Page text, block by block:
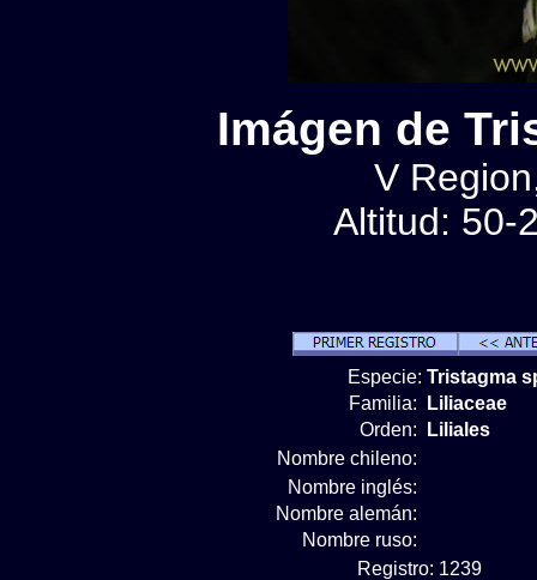
Imágen de
V
Altitud: 50-
Especie: Tristagma
Familia:
Liliaceae
Orden:
Liliales
Nombre chileno:
Nombre inglés:
Nombre alemán:
Nombre ruso:
Registro: 1239